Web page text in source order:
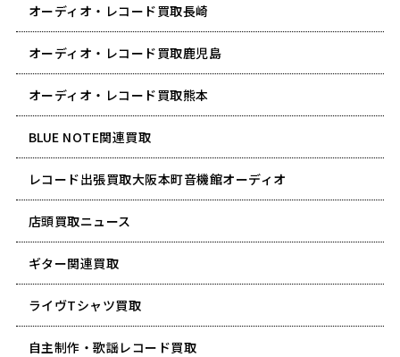
オーディオ・レコード買取長崎
オーディオ・レコード買取鹿児島
オーディオ・レコード買取熊本
BLUE NOTE関連買取
レコード出張買取大阪本町音機館オーディオ
店頭買取ニュース
ギター関連買取
ライヴTシャツ買取
自主制作・歌謡レコード買取